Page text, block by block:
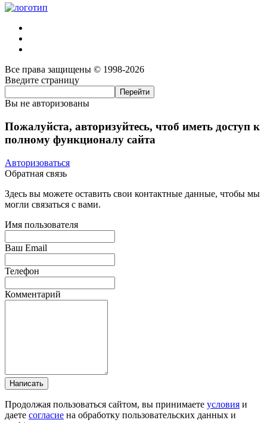
Все права защищены © 1998-2026
Введите страницу
Вы не авторизованы
Пожалуйста, авторизуйтесь, чтоб иметь доступ к
полному функционалу сайта
Авторизоваться
Обратная связь
Здесь вы можете оставить свои контактные данные, чтобы мы
могли связаться с вами.
Имя пользователя
Ваш Email
Телефон
Комментарий
Написать
Продолжая пользоваться сайтом, вы принимаете условия и
даете согласие на обработку пользовательских данных и